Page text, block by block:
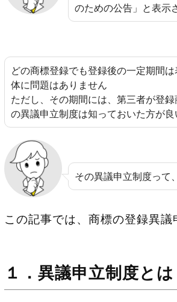
のための公告」と表示
どの商標登録でも登録後の一定期間
体に問題はありません
ただし、その期間には、第三者が登
の異議申立制度は知っておいた方が良
その異議申立制度って
この記事では、商標の登録異議
１．異議申立制度とは